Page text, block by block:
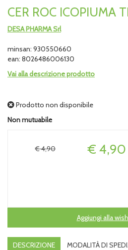
CER ROC ICOPIUMA
DESA PHARMA Srl
minsan: 930550660
ean: 8026486006130
Vai alla descrizione prodotto
Prodotto non disponibile
Non mutuabile
Prezzo
€ 4,90
€ 4,90
Aggiungi alla
DESCRIZIONE
MODALITÀ DI